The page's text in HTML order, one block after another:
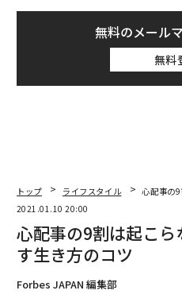
無料のメール
無料
トップ ライフスタイル
心配事の
2021.01.10 20:00
心配事の9割は起こら
す生き方のコツ
Forbes JAPAN 編集部